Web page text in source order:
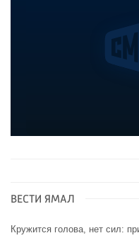
ВЕСТИ ЯМАЛ
Кружится голова, нет сил: